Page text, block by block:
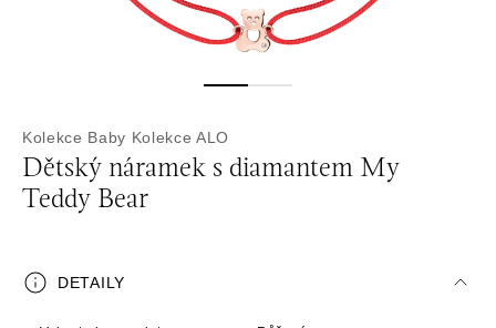
Kolekce Baby Kolekce ALO
Dětský náramek s diamantem My
Teddy Bear
DETAILY